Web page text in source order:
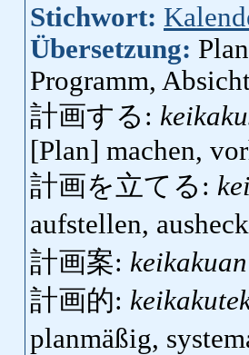
Stichwort:
Übersetzung:
Programm,
計画する:
[Plan] machen,
計画を立てる:
aufstellen,
計画案: keikakuan
計画的:
planmäßig,